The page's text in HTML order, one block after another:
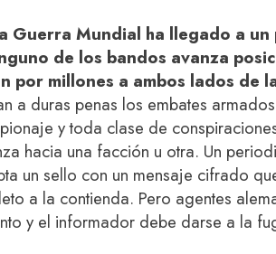
Guerra Mundial ha llegado a
de los bandos avanza
por millones a ambos lados de
a duras penas los embates
y toda clase de
hacia una facción u otra. Un
un sello con un mensaje cifrado
a la contienda. Pero agentes
y el informador debe darse a la